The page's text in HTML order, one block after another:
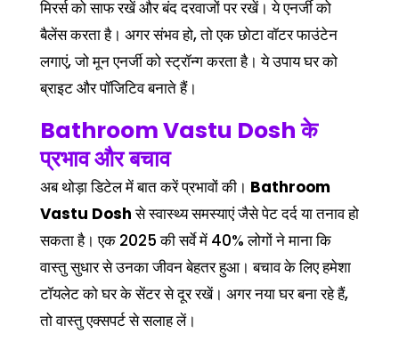
मिरर्स को साफ रखें और बंद दरवाजों पर रखें। ये एनर्जी को
बैलेंस करता है। अगर संभव हो, तो एक छोटा वॉटर फाउंटेन
लगाएं, जो मून एनर्जी को स्ट्रॉन्ग करता है। ये उपाय घर को
ब्राइट और पॉजिटिव बनाते हैं।
Bathroom Vastu Doshके
प्रभाव और बचाव
अब थोड़ा डिटेल में बात करें प्रभावों की। Bathroom
Vastu Doshसे स्वास्थ्य समस्याएं जैसे पेट दर्द या तनाव हो
सकता है। एक 2025 की सर्वे में 40% लोगों ने माना कि
वास्तु सुधार से उनका जीवन बेहतर हुआ। बचाव के लिए हमेशा
टॉयलेट को घर के सेंटर से दूर रखें। अगर नया घर बना रहे हैं,
तो वास्तु एक्सपर्ट से सलाह लें।